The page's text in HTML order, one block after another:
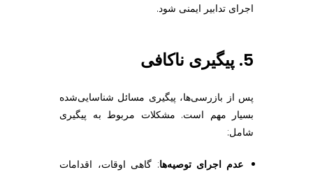
اجرای تدابیر ایمنی شود.
5. پیگیری ناکافی
پس از بازرسی‌ها، پیگیری مسائل شناسایی‌شده
بسیار مهم است. مشکلات مربوط به پیگیری
شامل:
عدم اجرای توصیه‌ها: گاهی اوقات، اقدامات